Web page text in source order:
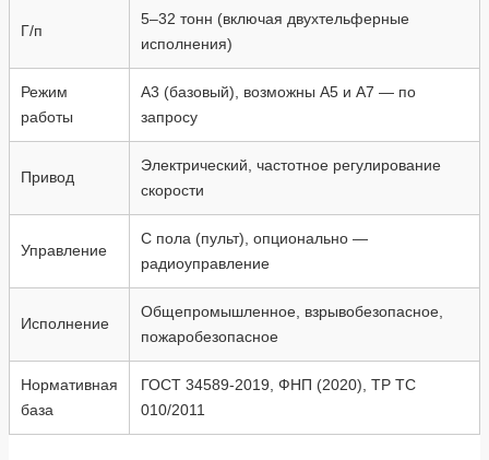
Г/п
5–32 тонн (включая двухтельферные
исполнения)
Режим
работы
А3 (базовый), возможны А5 и А7 — по
запросу
Привод
Электрический, частотное регулирование
скорости
Управление
С пола (пульт), опционально —
радиоуправление
Исполнение
Общепромышленное, взрывобезопасное,
пожаробезопасное
Нормативная
база
ГОСТ 34589-2019, ФНП (2020), ТР ТС
010/2011